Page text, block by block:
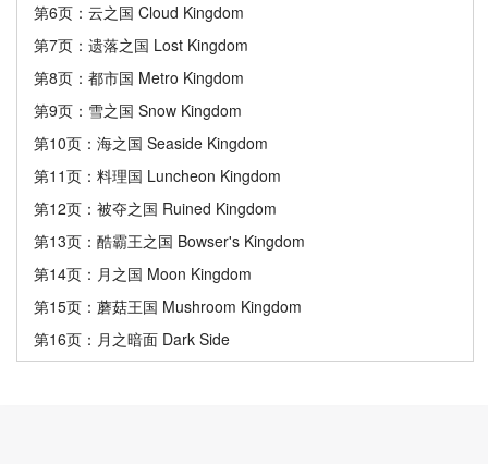
第6页：云之国 Cloud Kingdom
第7页：遗落之国 Lost Kingdom
第8页：都市国 Metro Kingdom
第9页：雪之国 Snow Kingdom
第10页：海之国 Seaside Kingdom
第11页：料理国 Luncheon Kingdom
第12页：被夺之国 Ruined Kingdom
第13页：酷霸王之国 Bowser's Kingdom
第14页：月之国 Moon Kingdom
第15页：蘑菇王国 Mushroom Kingdom
第16页：月之暗面 Dark Side